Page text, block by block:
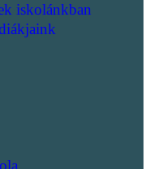
iskolánkban